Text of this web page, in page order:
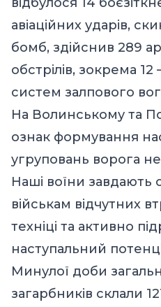
авіаційних ударів,
бомб, здійснив 289
обстрілів, зокрема 12
систем залпового
На Волинському та
ознак формування
угруповань ворога
Наші воїни завдають
військам відчутних
техніці та активно
наступальний
Минулої доби
загарбників склали